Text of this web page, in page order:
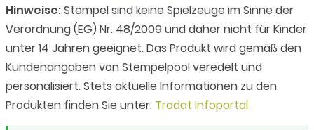
Hinweise:Stempel sind keine Spielzeuge im Sinne der
Verordnung (EG) Nr. 48/2009 und daher nicht für Kinder
unter 14 Jahren geeignet. Das Produkt wird gemäß den
Kundenangaben von Stempelpool veredelt und
personalisiert. Stets aktuelle Informationen zu den
Produkten finden Sie unter: Trodat Infoportal